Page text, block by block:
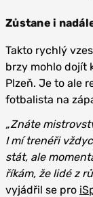
Zůstane i
Takto rychlý
brzy mohlo dojít
Plzeň. Je to ale
fotbalista na
„Znáte
I mí trenéři
stát, ale
říkám, že lidé z
vyjádřil se pro